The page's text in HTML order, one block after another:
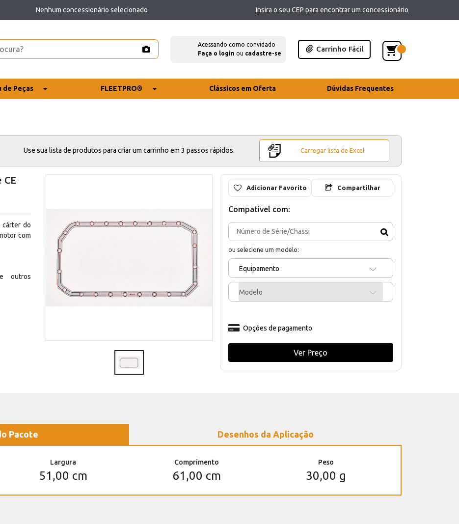
Nenhum concessionário selecionado Insira o seu CEP para encontrar um concessionário
Acessando como convidado
Faça o login ou cadastre-se
Carrinho Fácil
de Peças FLEETPRO® Clássicos em Oferta Dúvidas Frequentes
Use sua lista de produtos para criar um carrinho em 3 passos rápidos. Carregar lista de Excel
CE
cárter do
com
outros
Adicionar Favorito Compartilhar
Compativel com:
ou selecione um modelo:
Equipamento
Modelo
Opções de pagamento
Ver Preço
Pacote Desenhos da Aplicação
Largura
51,00 cm
Comprimento
61,00 cm
Peso
30,00 g